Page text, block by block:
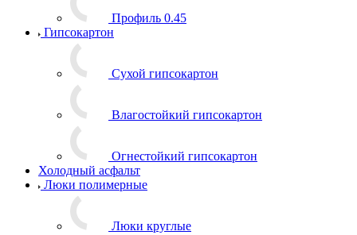
Профиль 0.45
Гипсокартон
Сухой гипсокартон
Влагостойкий гипсокартон
Огнестойкий гипсокартон
Холодный асфальт
Люки полимерные
Люки круглые